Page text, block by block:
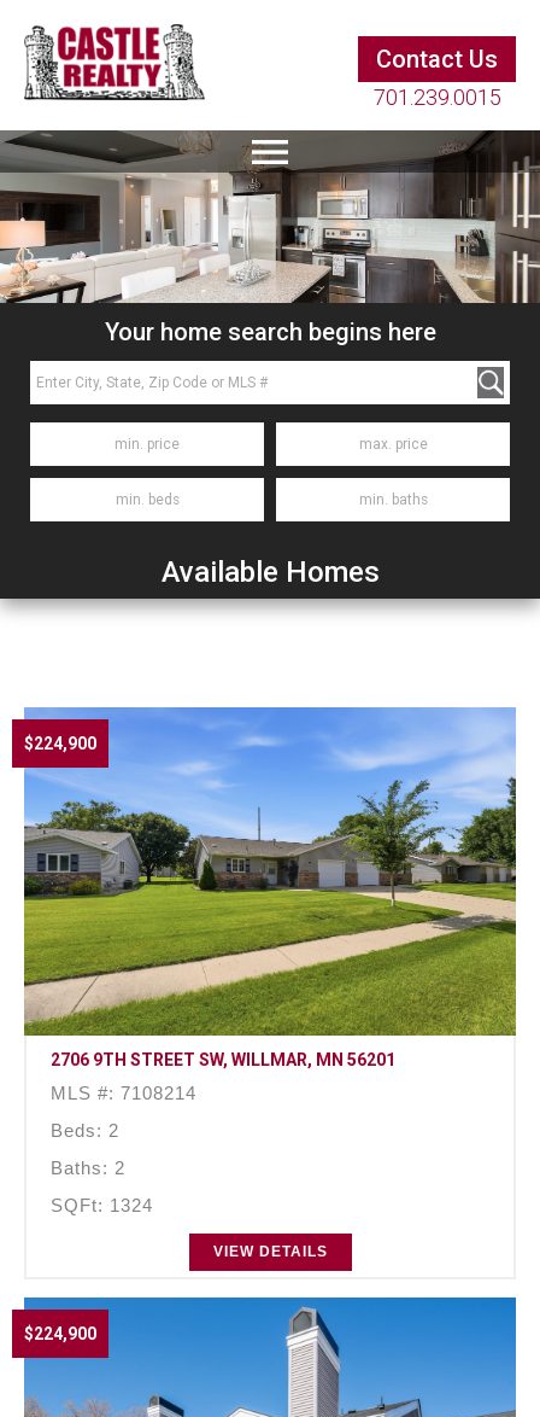
Contact Us
701.239.0015
Your home search begins here
Available Homes
$224,900
2706 9TH STREET SW, WILLMAR, MN 56201
MLS #: 7108214
Beds: 2
Baths: 2
SQFt: 1324
VIEW DETAILS
$224,900